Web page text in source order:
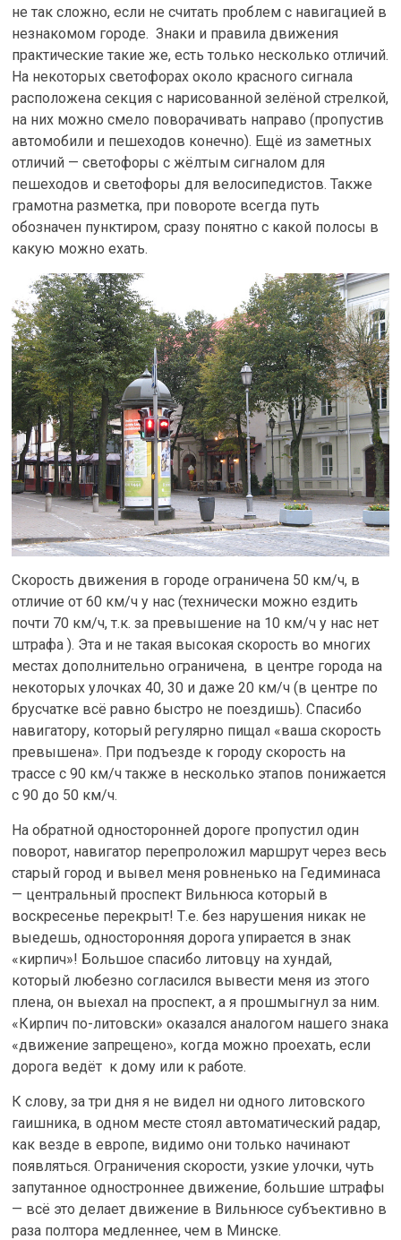
не так сложно, если не считать проблем с навигацией в
незнакомом городе. Знаки и правила движения
практические такие же, есть только несколько отличий.
На некоторых светофорах около красного сигнала
расположена секция с нарисованной зелёной стрелкой,
на них можно смело поворачивать направо (пропустив
автомобили и пешеходов конечно). Ещё из заметных
отличий — светофоры с жёлтым сигналом для
пешеходов и светофоры для велосипедистов. Также
грамотна разметка, при повороте всегда путь
обозначен пунктиром, сразу понятно с какой полосы в
какую можно ехать.
Скорость движения в городе ограничена 50 км/ч, в
отличие от 60 км/ч у нас (технически можно ездить
почти 70 км/ч, т.к. за превышение на 10 км/ч у нас нет
штрафа ). Эта и не такая высокая скорость во многих
местах дополнительно ограничена, в центре города на
некоторых улочках 40, 30 и даже 20 км/ч (в центре по
брусчатке всё равно быстро не поездишь). Спасибо
навигатору, который регулярно пищал «ваша скорость
превышена». При подъезде к городу скорость на
трассе с 90 км/ч также в несколько этапов понижается
с 90 до 50 км/ч.
На обратной односторонней дороге пропустил один
поворот, навигатор перепроложил маршрут через весь
старый город и вывел меня ровненько на Гедиминаса
— центральный проспект Вильнюса который в
воскресенье перекрыт! Т.е. без нарушения никак не
выедешь, односторонняя дорога упирается в знак
«кирпич»! Большое спасибо литовцу на хундай,
который любезно согласился вывести меня из этого
плена, он выехал на проспект, а я прошмыгнул за ним.
«Кирпич по-литовски» оказался аналогом нашего знака
«движение запрещено», когда можно проехать, если
дорога ведёт к дому или к работе.
К слову, за три дня я не видел ни одного литовского
гаишника, в одном месте стоял автоматический радар,
как везде в европе, видимо они только начинают
появляться. Ограничения скорости, узкие улочки, чуть
запутанное одностроннее движение, большие штрафы
— всё это делает движение в Вильнюсе субъективно в
раза полтора медленнее, чем в Минске.